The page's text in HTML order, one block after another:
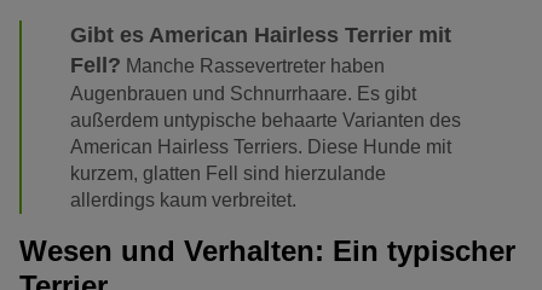
Pfoten)
ausgeprägt
Pfoten)
ausgeprägt
von
5
Als Assistenzhund geeignet
schwach
ausgeprägt
Pfoten)
Gehorsam
Sehr
stark
von
FCI-Gruppe
3. Terrier
Gibt es American Hairless Terrier mit
Fell? Manche Rassevertreter haben
Augenbrauen und Schnurrhaare. Es gibt
außerdem untypische behaarte Varianten des
American Hairless Terriers. Diese Hunde mit
kurzem, glatten Fell sind hierzulande
allerdings kaum verbreitet.
Wesen und Verhalten: Ein typischer